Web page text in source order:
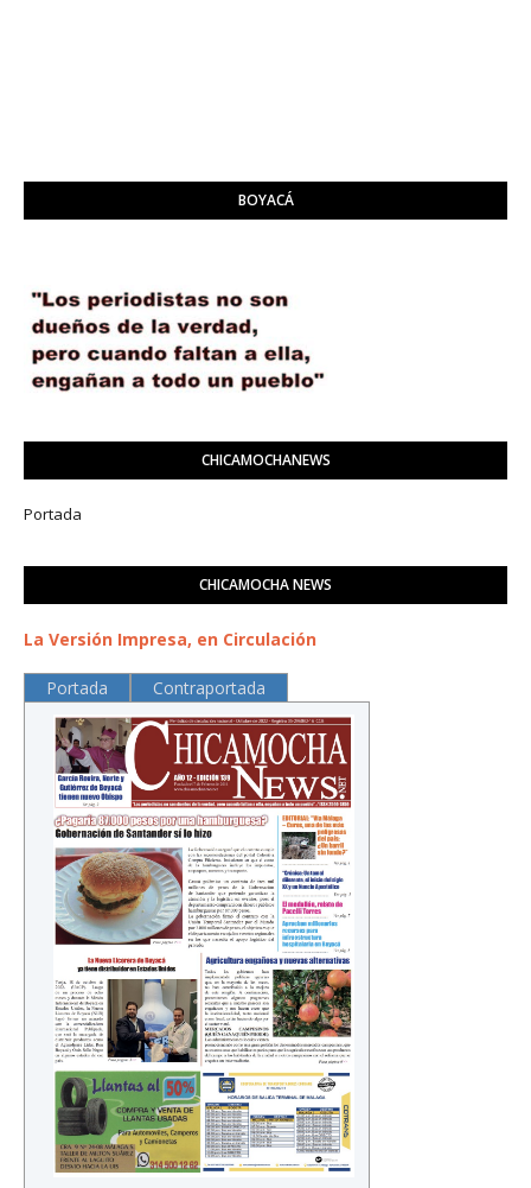
BOYACÁ
CHICAMOCHANEWS
Portada
CHICAMOCHA NEWS
La Versión Impresa, en Circulación
Portada Contraportada